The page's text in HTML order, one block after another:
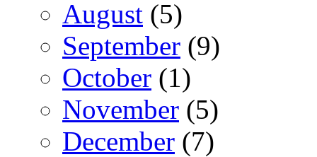
August (5)
September (9)
October (1)
November (5)
December (7)